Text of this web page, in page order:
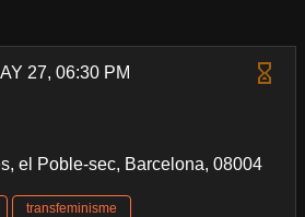
27, 06:30 PM
el Poble-sec, Barcelona, 08004
transfeminisme